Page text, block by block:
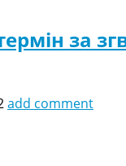
за
add comment